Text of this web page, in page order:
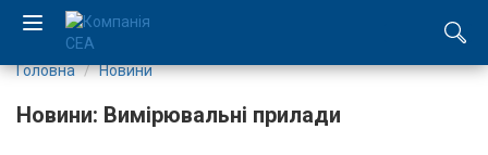
Головна Новини
Новини: Вимірювальні прилади